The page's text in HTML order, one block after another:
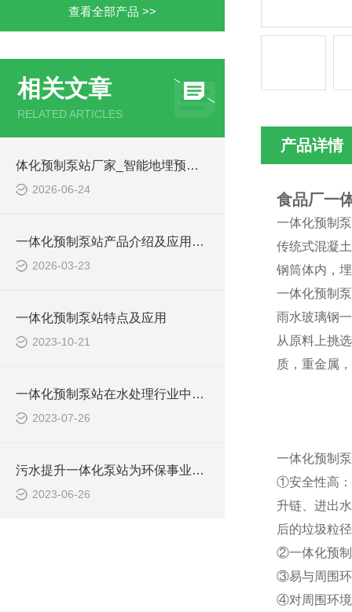
查看全部产品 >>
相关文章
RELATED ARTICLES
体化预制泵站厂家_智能地埋预制泵站-凌科环保
2026-06-24
一体化预制泵站产品介绍及应用范围
2026-03-23
一体化预制泵站特点及应用
2023-10-21
一体化预制泵站在水处理行业中的应用
2023-07-26
污水提升一体化泵站为环保事业做出了哪些贡献？
2023-06-26
产品详情
食品厂一
一体化预制
传统式混凝
钢筒体内，
一体化预制
雨水玻璃钢
从原料上挑
质，重金属
一体化预制
①安全性高：
升链、进出
后的垃圾粒
②一体化预制
③易与周围环
④对周围环境